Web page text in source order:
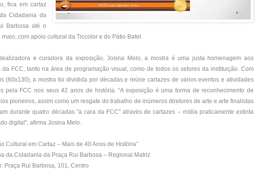
fica em cartaz
Cidadania da
Barbosa até o
com apoio cultural da Ticcolor e do Pátio Batel.
e curadora da exposição, Josina Melo, a mostra é uma justa homenagem aos
da FCC, tanto na área de programação visual, como de todos os setores da instituição. Com
(60x130), a mostra foi dividida por décadas e reúne cartazes de vários eventos e atividades
pela FCC nos seus 42 anos de história. “A exposição é uma forma de reconhecimento de
pioneiros, assim como um resgate do trabalho de inúmeros diretores de arte e arte finalistas
durante quatro décadas "a cara da FCC" através de cartazes – mídia praticamente extinta
digital", afirma Josina Melo.
Cultural em Cartaz – Mais de 40 Anos de História”
da Cidadania da Praça Rui Barbosa – Regional Matriz
Praça Rui Barbosa, 101, Centro